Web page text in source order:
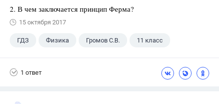
2. В чем заключается принцип Ферма?
15 октября 2017
ГДЗ Физика Громов С.В. 11 класс
1 ответ